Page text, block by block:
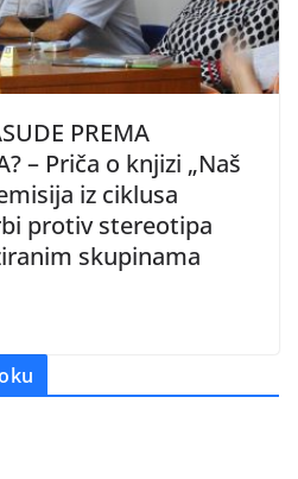
PREMA
– Priča o knjizi „Naš
iz ciklusa
protiv stereotipa
skupinama